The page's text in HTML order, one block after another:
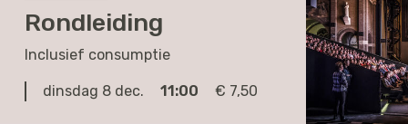
Rondleiding
Inclusief consumptie
dinsdag 8 dec. 11:00 € 7,50